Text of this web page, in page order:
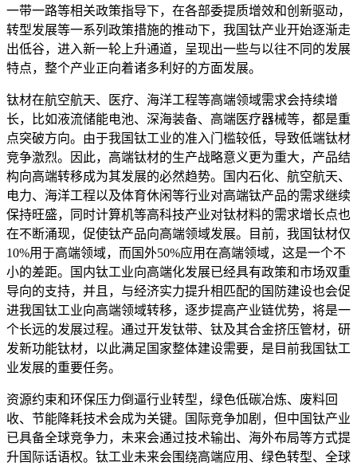
一带一路等相关政策指导下，在各部委提质增效和创新驱动，
转型发展等一系列政策措施的推动下，我国钛产业开始逐渐走
出低谷，进入新一轮上升通道，呈现出一些与以往不同的发展
特点，整个产业正向着诸多利好的方面发展。
钛材在航空航天、医疗、海洋工程等高端领域需求会持续增
长，比如液流储能电池、深海装备、高端医疗器械等，都是重
点突破方向。由于我国钛工业的准入门槛较低，导致低端钛材
竞争激烈。因此，高端钛材的生产战略意义更为重大，产品结
构向高端转移成为其发展的必然趋势。国内石化、航空航天、
电力、海洋工程以及体育休闲等行业对高端钛产品的需求继续
保持旺盛，同时计算机等高科技产业对钛材料的需求增长点也
在不断涌现，促使钛产品向高端领域发展。目前，我国钛材仅
10%用于高端领域，而国外50%应用在高端领域，这是一个不
小的差距。国内钛工业向高端化发展已经具有政策和市场双重
导向的支持，并且，与经济实力提升相匹配的国防建设也会促
进我国钛工业向高端领域转移，逐步提高产业链优势，将是一
个长远的发展过程。通过开发钛带、钛及其合金挤压管材，研
发新功能钛材，以此满足国家整体建设需要，是目前我国钛工
业发展的重要任务。
资源约束和环保压力倒逼行业转型，绿色低碳冶炼、废料回
收、节能降耗技术会成为关键。国际竞争加剧，但中国钛产业
已具备全球竞争力，未来会通过技术输出、海外布局等方式提
升国际话语权。钛工业未来会围绕高端应用、绿色转型、全球